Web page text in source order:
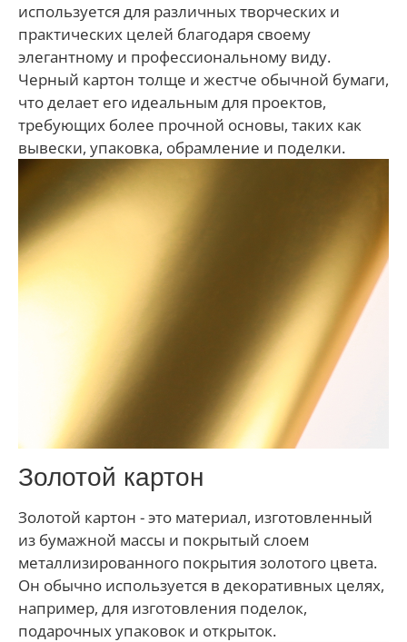
используется для различных творческих и
практических целей благодаря своему
элегантному и профессиональному виду.
Черный картон толще и жестче обычной бумаги,
что делает его идеальным для проектов,
требующих более прочной основы, таких как
вывески, упаковка, обрамление и поделки.
Золотой картон
Золотой картон - это материал, изготовленный
из бумажной массы и покрытый слоем
металлизированного покрытия золотого цвета.
Он обычно используется в декоративных целях,
например, для изготовления поделок,
подарочных упаковок и открыток.